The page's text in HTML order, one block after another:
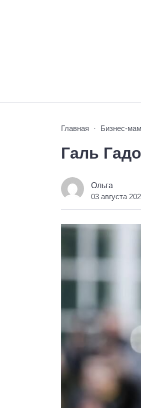
Главная Бизнес-
Галь
Ольга
03 августа